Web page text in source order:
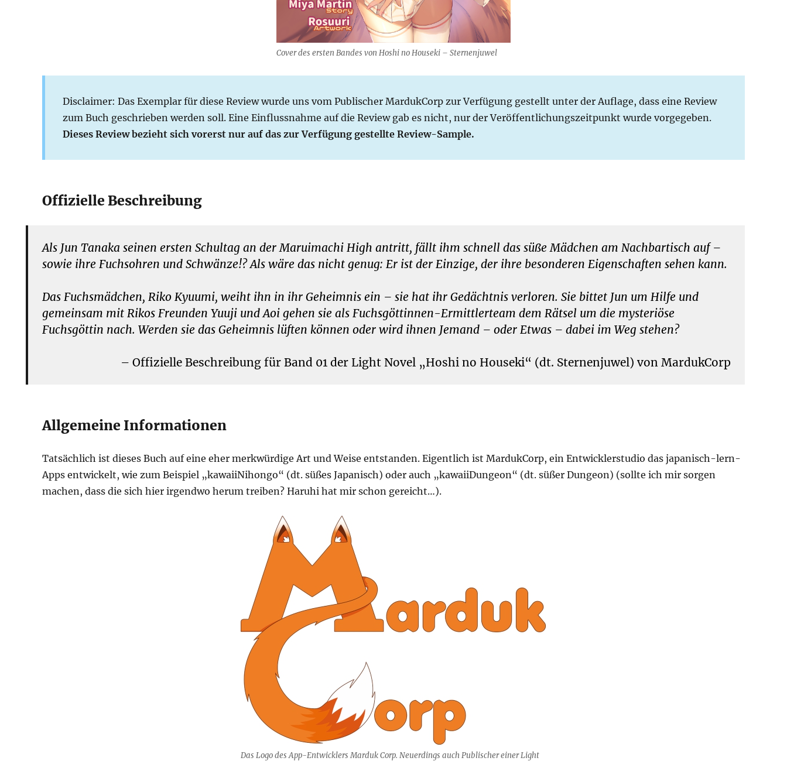
Cover des ersten Bandes von Hoshi no Houseki – Sternenjuwel
Disclaimer: Das Exemplar für diese Review wurde uns vom Publischer MardukCorp zur Verfügung gestellt unter der Auflage, dass eine Review
zum Buch geschrieben werden soll. Eine Einflussnahme auf die Review gab es nicht, nur der Veröffentlichungszeitpunkt wurde vorgegeben.
Dieses Review bezieht sich vorerst nur auf das zur Verfügung gestellte Review-Sample.
Offizielle Beschreibung
Als Jun Tanaka seinen ersten Schultag an der Maruimachi High antritt, fällt ihm schnell das süße Mädchen am Nachbartisch auf –
sowie ihre Fuchsohren und Schwänze!? Als wäre das nicht genug: Er ist der Einzige, der ihre besonderen Eigenschaften sehen kann.
Das Fuchsmädchen, Riko Kyuumi, weiht ihn in ihr Geheimnis ein – sie hat ihr Gedächtnis verloren. Sie bittet Jun um Hilfe und
gemeinsam mit Rikos Freunden Yuuji und Aoi gehen sie als Fuchsgöttinnen-Ermittlerteam dem Rätsel um die mysteriöse
Fuchsgöttin nach. Werden sie das Geheimnis lüften können oder wird ihnen Jemand – oder Etwas – dabei im Weg stehen?
– Offizielle Beschreibung für Band 01 der Light Novel „Hoshi no Houseki“ (dt. Sternenjuwel) von MardukCorp
Allgemeine Informa​​​​​​​tionen
Tatsächlich ist dieses Buch auf eine eher merkwürdige Art und Weise entstanden. Eigentlich ist MardukCorp, ein Entwicklerstudio das japanisch-lern-
Apps entwickelt, wie zum Beispiel „kawaiiNihongo“ (dt. süßes Japanisch) oder auch „kawaiiDungeon“ (dt. süßer Dungeon) (sollte ich mir sorgen
machen, dass die sich hier irgendwo herum treiben? Haruhi hat mir schon gereicht…).
Das Logo des App-Entwicklers Marduk Corp. Neuerdings auch Publischer einer Light